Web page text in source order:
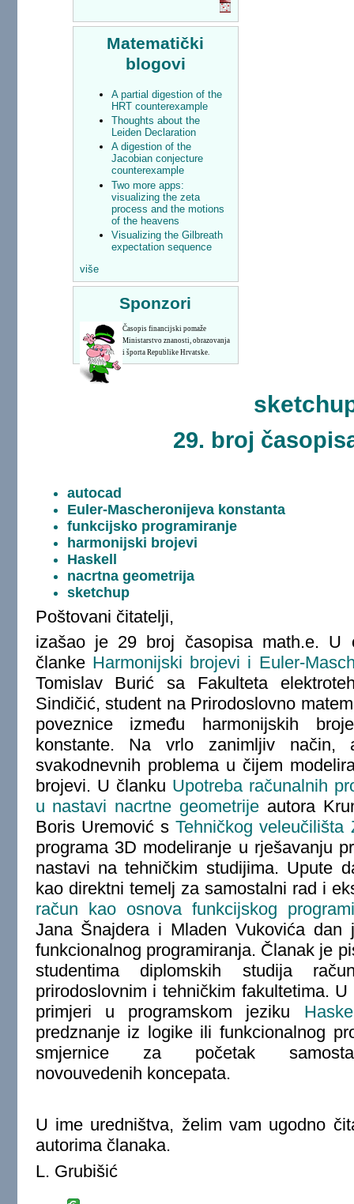
Matematički
blogovi
A partial digestion of the
HRT counterexample
Thoughts about the
Leiden Declaration
A digestion of the
Jacobian conjecture
counterexample
Two more apps:
visualizing the zeta
process and the motions
of the heavens
Visualizing the Gilbreath
expectation sequence
više
Sponzori
Časopis financijski pomaže
Ministarstvo znanosti, obrazovanja
i športa Republike Hrvatske.
29. broj
autocad
Euler-Mascheronijeva konstanta
funkcijsko programiranje
harmonijski brojevi
Haskell
nacrtna geometrija
sketchup
Poštovani čitatelji,
izašao je 29 broj časopisa math.e. U
članke Harmonijski brojevi i Euler-
Tomislav Burić sa Fakulteta
Sindičić, student na Prirodoslovno
poveznice između harmonijskih
konstante. Na vrlo zanimljiv način,
svakodnevnih problema u čijem
brojevi. U članku Upotreba računalnih
u nastavi nacrtne geometrije autora
Boris Uremović sTehničkog veleučilišta
programa 3D modeliranje u rješavanju
nastavi na tehničkim studijima. Upute
kao direktni temelj za samostalni rad i
račun kao osnova funkcijskog
Jana Šnajdera i Mladen Vukovića dan
funkcionalnog programiranja. Članak je
studentima diplomskih studija
prirodoslovnim i tehničkim fakultetima.
primjeri u programskom jeziku
predznanje iz logike ili funkcionalnog
smjernice za početak
novouvedenih koncepata.
U ime uredništva, želim vam ugodno
autorima članaka.
L. Grubišić